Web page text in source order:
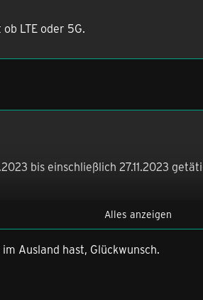
LTE oder 5G.
bis einschließlich 27.11.2023
Alles anzeigen
Ausland hast, Glückwunsch.